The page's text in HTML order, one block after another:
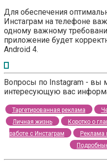
Для обеспечения
Инстаграм на телефоне
одному важному
приложение будет
Android 4.
Вопросы по Instagram - вы
интересующую вас
Таргетированная реклама
Личная жизнь
Коротко о
работе с Инстаграм
Реклама